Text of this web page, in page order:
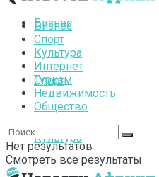
Бизнес
Спорт
Культура
Бизнес
Спорт
Культура
Интернет
Туризм
Недвижимость
Общество
Нет результатов
Смотреть все результаты